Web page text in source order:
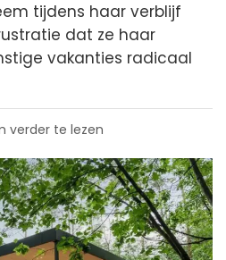
tijdens haar verblijf
dat ze haar
vakanties radicaal
verder te lezen